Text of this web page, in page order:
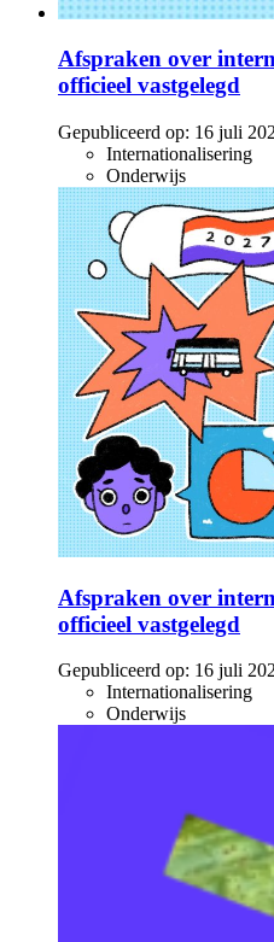
Afspraken over
officieel vastgelegd
Gepubliceerd op: 16 juli
Internationalisering
Onderwijs
Afspraken over
officieel vastgelegd
Gepubliceerd op: 16 juli
Internationalisering
Onderwijs